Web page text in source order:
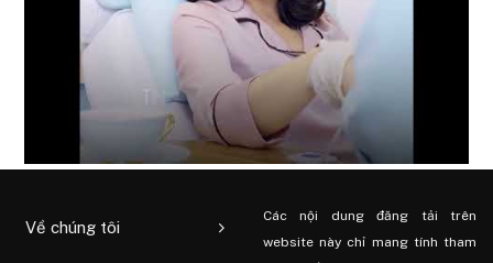
Về chúng tôi
Các nội dung đăng tải trên
website này chỉ mang tính tham